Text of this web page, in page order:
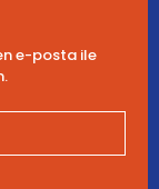
e-posta ile